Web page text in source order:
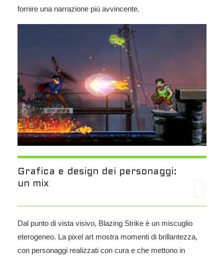
fornire una narrazione più avvincente.
Grafica e design dei personaggi:
un mix
Dal punto di vista visivo, Blazing Strike è un miscuglio
eterogeneo. La pixel art mostra momenti di brillantezza,
con personaggi realizzati con cura e che mettono in